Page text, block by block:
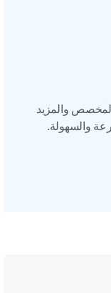
والمزيد
والسهولة.